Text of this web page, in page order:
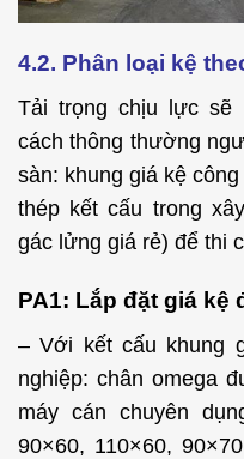
4.2. Phân loại kệ
Tải trọng chịu lực sẽ
cách thông thường
sàn: khung giá kệ
thép kết cấu trong
gác lửng giá rẻ) để thi
PA1: Lắp đặt giá kệ
– Với kết cấu khung
nghiệp: chân omega
máy cán chuyên
90×60, 110×60,